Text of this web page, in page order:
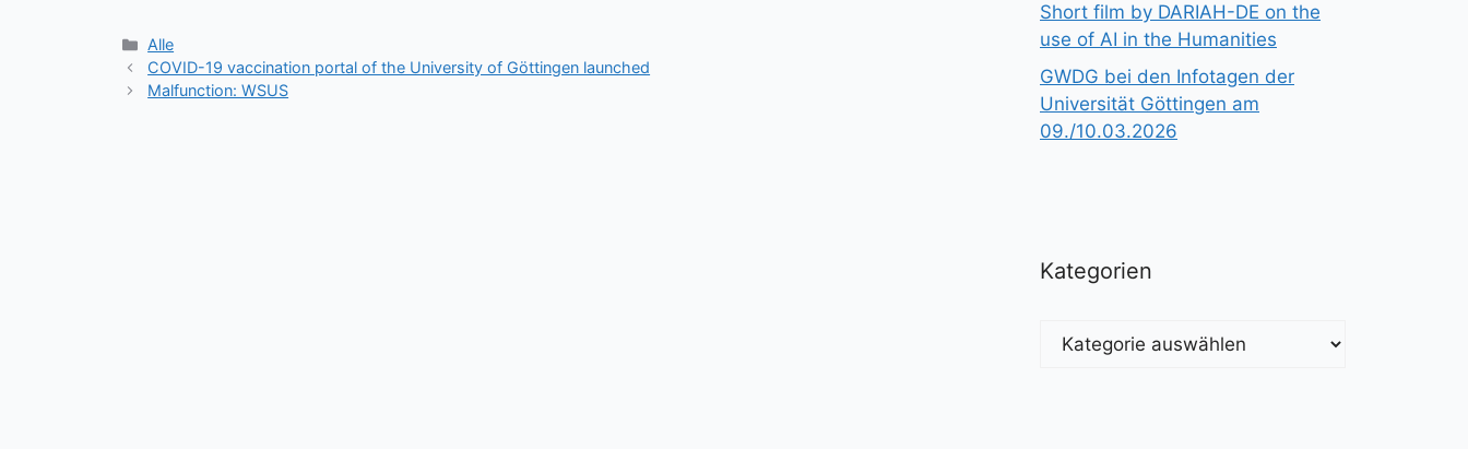
Kategorien
Alle
COVID-19 vaccination portal of the University of Göttingen launched
Malfunction: WSUS
Short film by DARIAH-DE on the
use of AI in the Humanities
GWDG bei den Infotagen der
Universität Göttingen am
09./10.03.2026
Kategorien
Kategorien